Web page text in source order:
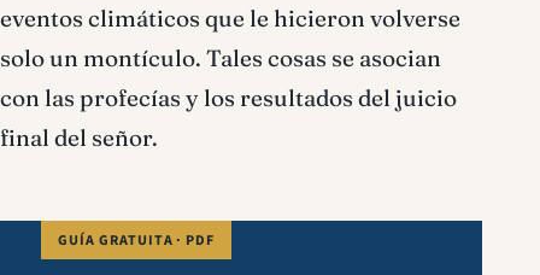
eventos climáticos que le hicieron volverse
solo un montículo. Tales cosas se asocian
con las profecías y los resultados del juicio
final del señor.
GUÍA GRATUITA · PDF